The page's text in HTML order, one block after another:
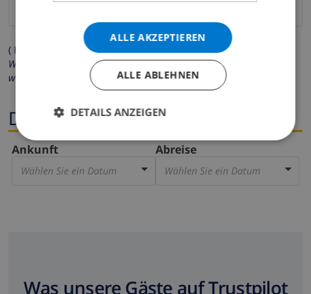
( Felder mit Sternchen (*) müssen ausgefüllt werden )
Wir respektieren Ihre Privatsphäre. Ihre persönlichen Daten
werden zu keiner Zeit an Dritte weitergegeben.
Dates
Ankunft
Wählen Sie ein Datum
Abreise
Wählen Sie ein Datum
Was unsere Gäste auf Trustpilot
ALLE AKZEPTIEREN
ALLE ABLEHNEN
DETAILS ANZEIGEN